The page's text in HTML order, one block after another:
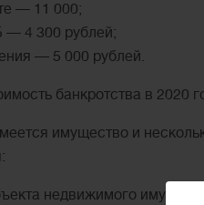
— 11 000;
4 300 рублей;
— 5 000 рублей.
банкротства в 2020
имущество и
недвижимого